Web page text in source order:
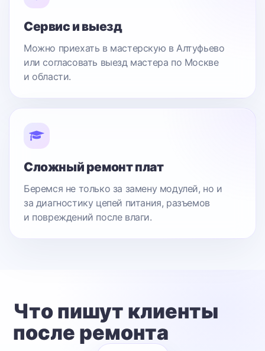
Сервис и выезд
Можно приехать в мастерскую в Алтуфьево
или согласовать выезд мастера по Москве
и области.
Сложный ремонт плат
Беремся не только за замену модулей, но и
за диагностику цепей питания, разъемов
и повреждений после влаги.
Что пишут клиенты
после ремонта